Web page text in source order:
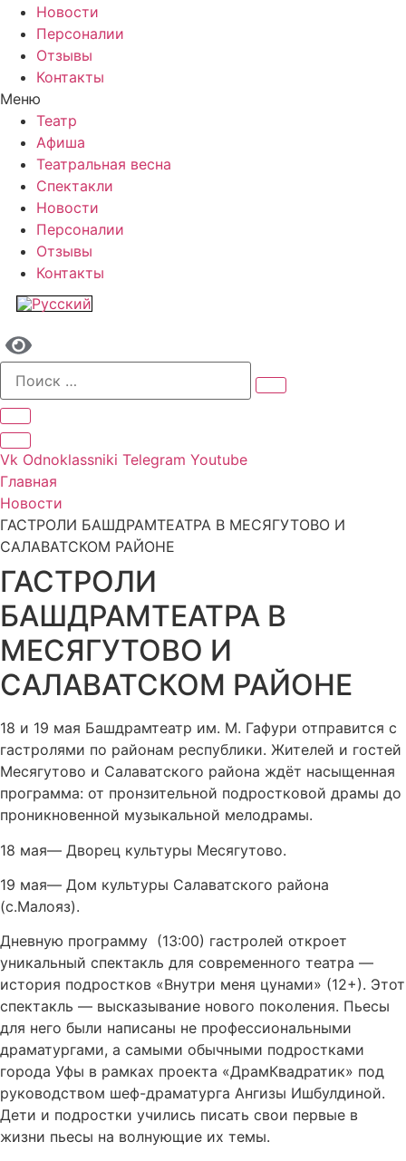
Новости
Персоналии
Отзывы
Контакты
Меню
Театр
Афиша
Театральная весна
Спектакли
Новости
Персоналии
Отзывы
Контакты
Vk Odnoklassniki Telegram Youtube
Главная
Новости
ГАСТРОЛИ БАШДРАМТЕАТРА В МЕСЯГУТОВО И
САЛАВАТСКОМ РАЙОНЕ
ГАСТРОЛИ
БАШДРАМТЕАТРА В
МЕСЯГУТОВО И
САЛАВАТСКОМ РАЙОНЕ
18 и 19 мая Башдрамтеатр им. М. Гафури отправится с
гастролями по районам республики. Жителей и гостей
Месягутово и Салаватского района ждёт насыщенная
программа: от пронзительной подростковой драмы до
проникновенной музыкальной мелодрамы.
18 мая— Дворец культуры Месягутово.
19 мая— Дом культуры Салаватского района
(с.Малояз).
Дневную программу (13:00) гастролей откроет
уникальный спектакль для современного театра —
история подростков «Внутри меня цунами» (12+). Этот
спектакль — высказывание нового поколения. Пьесы
для него были написаны не профессиональными
драматургами, а самыми обычными подростками
города Уфы в рамках проекта «ДрамКвадратик» под
руководством шеф-драматурга Ангизы Ишбулдиной.
Дети и подростки учились писать свои первые в
жизни пьесы на волнующие их темы.